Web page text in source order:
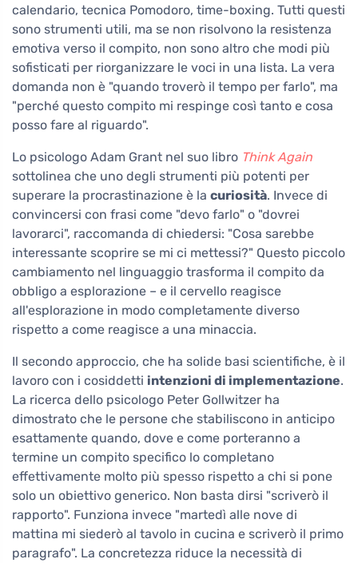
calendario, tecnica Pomodoro, time-boxing. Tutti questi
sono strumenti utili, ma se non risolvono la resistenza
emotiva verso il compito, non sono altro che modi più
sofisticati per riorganizzare le voci in una lista. La vera
domanda non è "quando troverò il tempo per farlo", ma
"perché questo compito mi respinge così tanto e cosa
posso fare al riguardo".
Lo psicologo Adam Grant nel suo libro Think Again
sottolinea che uno degli strumenti più potenti per
superare la procrastinazione è la curiosità. Invece di
convincersi con frasi come "devo farlo" o "dovrei
lavorarci", raccomanda di chiedersi: "Cosa sarebbe
interessante scoprire se mi ci mettessi?" Questo piccolo
cambiamento nel linguaggio trasforma il compito da
obbligo a esplorazione – e il cervello reagisce
all'esplorazione in modo completamente diverso
rispetto a come reagisce a una minaccia.
Il secondo approccio, che ha solide basi scientifiche, è il
lavoro con i cosiddetti intenzioni di implementazione.
La ricerca dello psicologo Peter Gollwitzer ha
dimostrato che le persone che stabiliscono in anticipo
esattamente quando, dove e come porteranno a
termine un compito specifico lo completano
effettivamente molto più spesso rispetto a chi si pone
solo un obiettivo generico. Non basta dirsi "scriverò il
rapporto". Funziona invece "martedì alle nove di
mattina mi siederò al tavolo in cucina e scriverò il primo
paragrafo". La concretezza riduce la necessità di